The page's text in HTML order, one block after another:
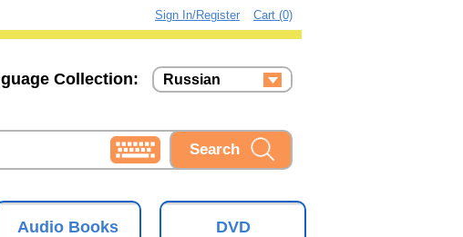
Cart (0)
Sign In/Register
Russian
Ukrainian
Collection:
Audio Books DVD